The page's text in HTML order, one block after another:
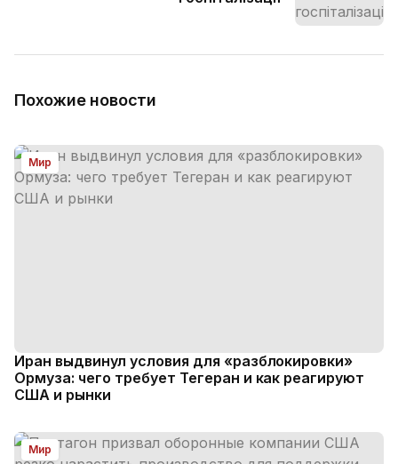
Похожие новости
Мир
Иран выдвинул условия для «разблокировки»
Ормуза: чего требует Тегеран и как реагируют
США и рынки
Мир